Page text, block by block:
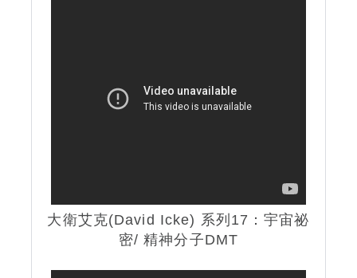
大衛艾克(David Icke) 系列17：宇宙祕
密/ 精神分子DMT